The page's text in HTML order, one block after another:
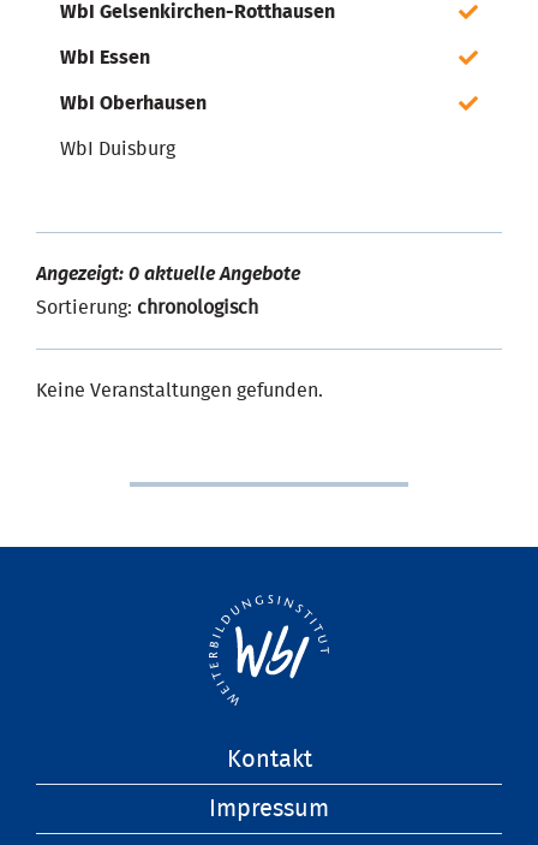
WbI Gelsenkirchen-Rotthausen
WbI Essen
WbI Oberhausen
WbI Duisburg
Angezeigt: 0 aktuelle Angebote
Sortierung: chronologisch
Keine Veranstaltungen gefunden.
Kontakt
Impressum